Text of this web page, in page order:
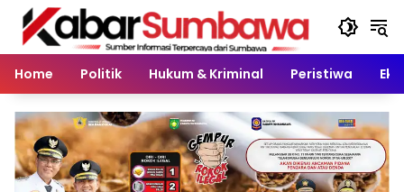
Langsung
konten
Home
Politik Hukum & Kriminal Peristiwa